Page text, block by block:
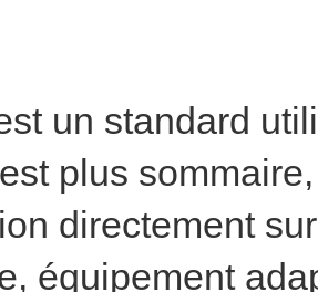
un standard
plus sommaire,
directement
équipement